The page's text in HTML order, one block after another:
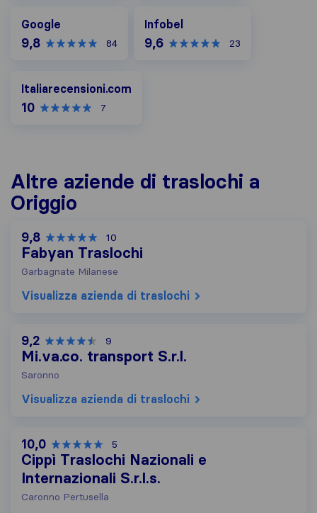
Google
9,8 84
Infobel
9,6 23
Italiarecensioni.com
10 7
Altre aziende di traslochi a
Origgio
9,8 10
Fabyan Traslochi
Garbagnate Milanese
Visualizza azienda di traslochi
9,2 9
Mi.va.co. transport S.r.l.
Saronno
Visualizza azienda di traslochi
10,0 5
Cippì Traslochi Nazionali e
Internazionali S.r.l.s.
Caronno Pertusella